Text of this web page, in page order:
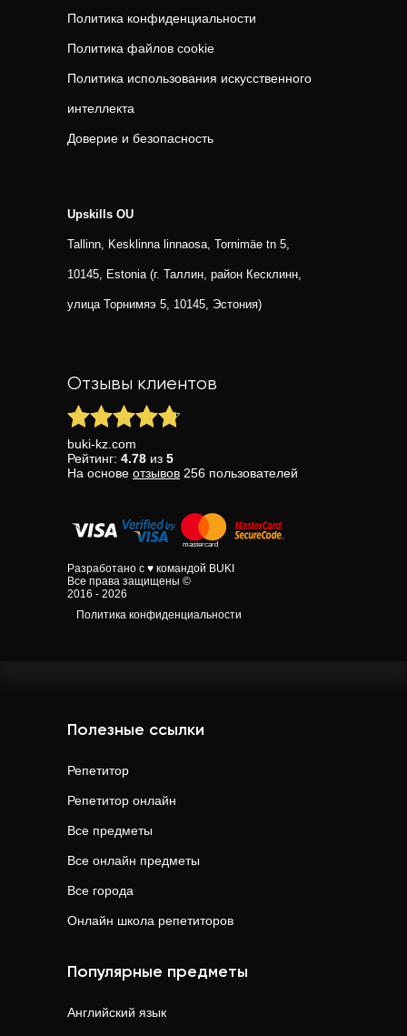
Политика конфиденциальности
Политика файлов cookie
Политика использования искусственного
интеллекта
Доверие и безопасность
Upskills OU
Tallinn, Kesklinna linnaosa, Tornimäe tn 5,
10145, Estonia (г. Таллин, район Кесклинн,
улица Торнимяэ 5, 10145, Эстония)
Отзывы клиентов
buki-kz.com
Рейтинг: 4.78 из 5
На основе отзывов 256 пользователей
Разработано с ♥ командой BUKI
Все права защищены ©
2016 - 2026
Политика конфиденциальности
Полезные ссылки
Репетитор
Репетитор онлайн
Все предметы
Все онлайн предметы
Все города
Онлайн школа репетиторов
Популярные предметы
Английский язык